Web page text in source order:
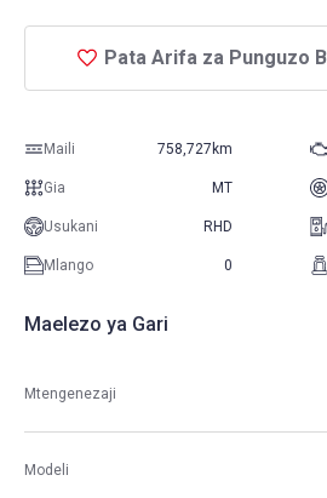
Pata Arifa za Punguzo
Maili 758,727km
Gia MT
Usukani RHD
Mlango 0
Maelezo ya Gari
Mtengenezaji
Modeli